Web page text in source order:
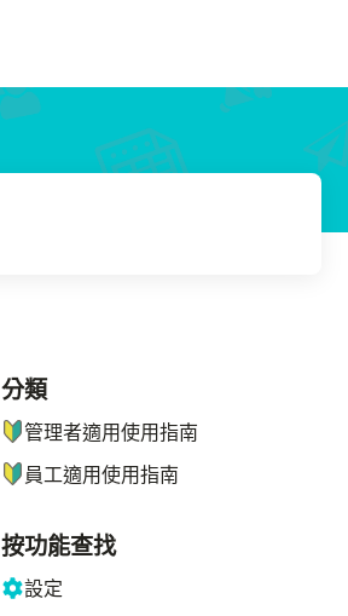
ナビゲーションメニュー
分類
管理者適用使用指南
員工適用使用指南
按功能查找
設定